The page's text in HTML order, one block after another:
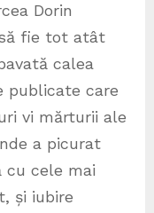
Dorin
fie tot atât
calea
publicate care
vi mărturii ale
a picurat
cu cele mai
și iubire